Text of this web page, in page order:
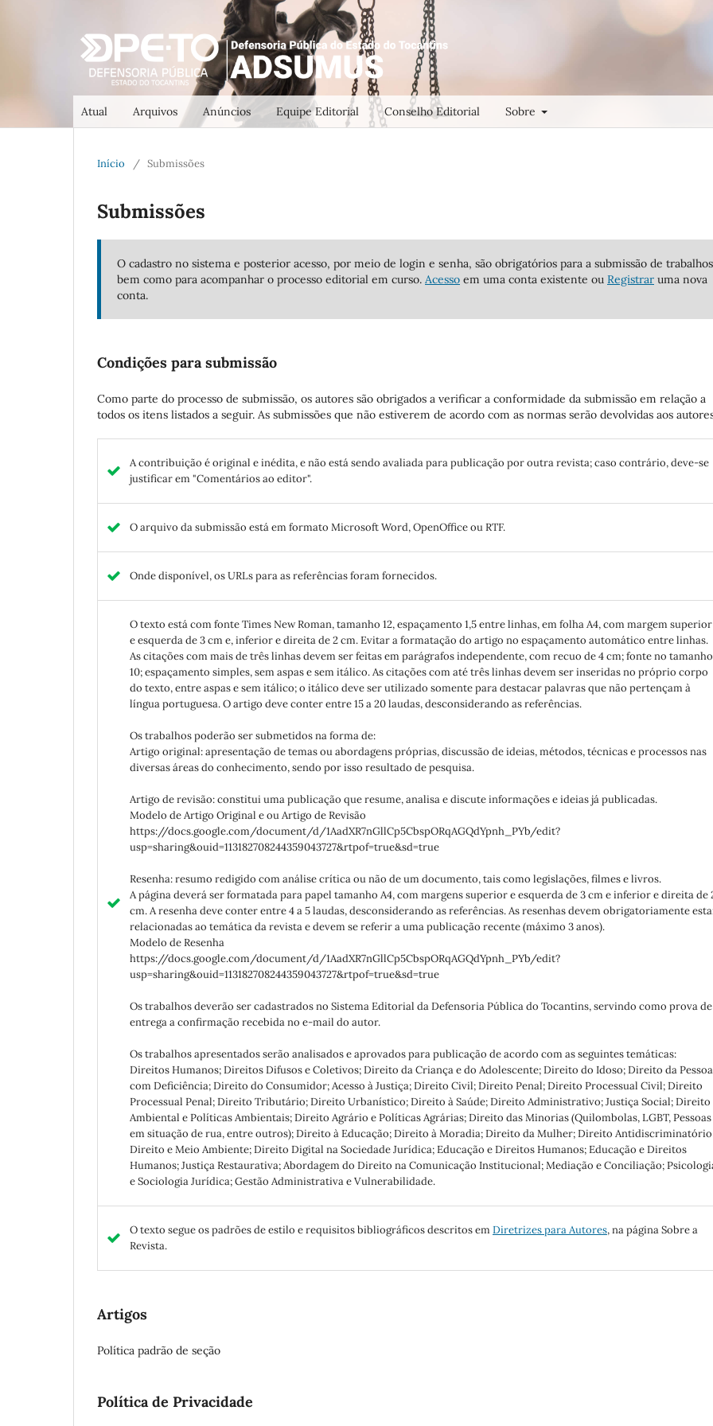
Atual Arquivos Anúncios Equipe Editorial Conselho Editorial Sobre
Início / Submissões
Submissões
O cadastro no sistema e posterior acesso, por meio de login e senha, são obrigatórios para a submissão de
bem como para acompanhar o processo editorial em curso. Acesso em uma conta existente ou Registrar uma nova
conta.
Condições para submissão
Como parte do processo de submissão, os autores são obrigados a verificar a conformidade da submissão em relação a
todos os itens listados a seguir. As submissões que não estiverem de acordo com as normas serão devolvidas aos
A contribuição é original e inédita, e não está sendo avaliada para publicação por outra revista; caso contrário, deve-se
justificar em "Comentários ao editor".
O arquivo da submissão está em formato Microsoft Word, OpenOffice ou RTF.
Onde disponível, os URLs para as referências foram fornecidos.
O texto está com fonte Times New Roman, tamanho 12, espaçamento 1,5 entre linhas, em folha A4, com margem superior
e esquerda de 3 cm e, inferior e direita de 2 cm. Evitar a formatação do artigo no espaçamento automático entre linhas.
As citações com mais de três linhas devem ser feitas em parágrafos independente, com recuo de 4 cm; fonte no tamanho
10; espaçamento simples, sem aspas e sem itálico. As citações com até três linhas devem ser inseridas no próprio corpo
do texto, entre aspas e sem itálico; o itálico deve ser utilizado somente para destacar palavras que não pertençam à
língua portuguesa. O artigo deve conter entre 15 a 20 laudas, desconsiderando as referências.
Os trabalhos poderão ser submetidos na forma de:
Artigo original: apresentação de temas ou abordagens próprias, discussão de ideias, métodos, técnicas e processos nas
diversas áreas do conhecimento, sendo por isso resultado de pesquisa.
Artigo de revisão: constitui uma publicação que resume, analisa e discute informações e ideias já publicadas.
Modelo de Artigo Original e ou Artigo de Revisão
https://docs.google.com/document/d/1AadXR7nGllCp5CbspORqAGQdYpnh_PYb/edit?
usp=sharing&ouid=113182708244359043727&rtpof=true&sd=true
Resenha: resumo redigido com análise crítica ou não de um documento, tais como legislações, filmes e livros.
A página deverá ser formatada para papel tamanho A4, com margens superior e esquerda de 3 cm e inferior e direita de
cm. A resenha deve conter entre 4 a 5 laudas, desconsiderando as referências. As resenhas devem obrigatoriamente
relacionadas ao temática da revista e devem se referir a uma publicação recente (máximo 3 anos).
Modelo de Resenha
https://docs.google.com/document/d/1AadXR7nGllCp5CbspORqAGQdYpnh_PYb/edit?
usp=sharing&ouid=113182708244359043727&rtpof=true&sd=true
Os trabalhos deverão ser cadastrados no Sistema Editorial da Defensoria Pública do Tocantins, servindo como prova de
entrega a confirmação recebida no e-mail do autor.
Os trabalhos apresentados serão analisados e aprovados para publicação de acordo com as seguintes temáticas:
Direitos Humanos; Direitos Difusos e Coletivos; Direito da Criança e do Adolescente; Direito do Idoso; Direito da Pessoa
com Deficiência; Direito do Consumidor; Acesso à Justiça; Direito Civil; Direito Penal; Direito Processual Civil; Direito
Processual Penal; Direito Tributário; Direito Urbanístico; Direito à Saúde; Direito Administrativo; Justiça Social; Direito
Ambiental e Políticas Ambientais; Direito Agrário e Políticas Agrárias; Direito das Minorias (Quilombolas, LGBT, Pessoas
em situação de rua, entre outros); Direito à Educação; Direito à Moradia; Direito da Mulher; Direito
Direito e Meio Ambiente; Direito Digital na Sociedade Jurídica; Educação e Direitos Humanos; Educação e Direitos
Humanos; Justiça Restaurativa; Abordagem do Direito na Comunicação Institucional; Mediação e Conciliação;
e Sociologia Jurídica; Gestão Administrativa e Vulnerabilidade.
O texto segue os padrões de estilo e requisitos bibliográficos descritos emDiretrizes para Autores, na página Sobre a
Revista.
Artigos
Política padrão de seção
Política de Privacidade